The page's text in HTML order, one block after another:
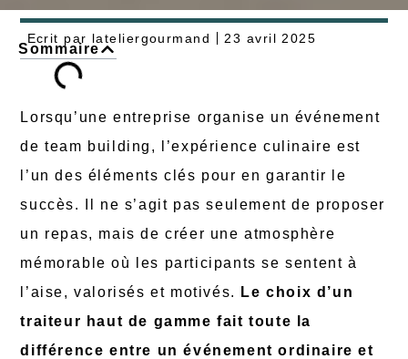
Ecrit par lateliergourmand 23 avril 2025
Sommaire
Lorsqu’une entreprise organise un événement
de team building, l’expérience culinaire est
l’un des éléments clés pour en garantir le
succès. Il ne s’agit pas seulement de proposer
un repas, mais de créer une atmosphère
mémorable où les participants se sentent à
l’aise, valorisés et motivés.
Le choix d’un
traiteur haut de gamme fait toute la
différence entre un événement ordinaire et